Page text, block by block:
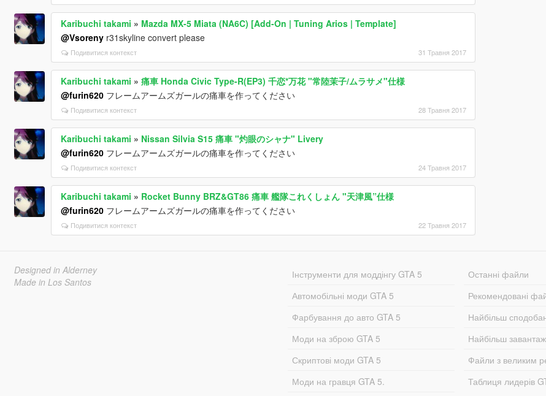
Karibuchi takami » Mazda MX-5 Miata (NA6C) [Add-On | Tuning Arios | Template]
@Vsorenyr31skyline convert please
Подивитися контекст 31 Травня 2017
Karibuchi takami » 痛車 Honda Civic Type-R(EP3) 千恋*万花 "常陸茉子/ムラサメ"仕様
@furin620フレームアームズガールの痛車を作ってください
Подивитися контекст 28 Травня 2017
Karibuchi takami » Nissan Silvia S15 痛車 "灼眼のシャナ" Livery
@furin620フレームアームズガールの痛車を作ってください
Подивитися контекст 24 Травня 2017
Karibuchi takami » Rocket Bunny BRZ&GT86 痛車 艦隊これくしょん "天津風”仕様
@furin620フレームアームズガールの痛車を作ってください
Подивитися контекст 22 Травня 2017
Designed in Alderney
Made in Los Santos
Інструменти для моддінгу GTA 5
Автомобільні моди GTA 5
Фарбування до авто GTA 5
Моди на зброю GTA 5
Скриптові моди GTA 5
Моди на гравця GTA 5.
Останні файли
Рекомендовані
Найбільш
Найбільш
Файли з великим
Таблиця лидерів